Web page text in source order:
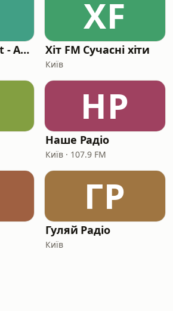
BrokenBeats.net - Atmospheric dnb s0urce
ХF
Хіт FM Сучасні хіти
Київ
НР
Наше Радіо
Київ · 107.9 FM
ГР
Гуляй Радіо
Київ